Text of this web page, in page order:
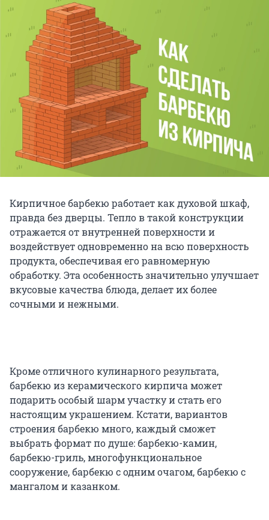
Кирпичное барбекю работает как духовой шкаф,
правда без дверцы. Тепло в такой конструкции
отражается от внутренней поверхности и
воздействует одновременно на всю поверхность
продукта, обеспечивая его равномерную
обработку. Эта особенность значительно улучшает
вкусовые качества блюда, делает их более
сочными и нежными.
Кроме отличного кулинарного результата,
барбекю из керамического кирпича может
подарить особый шарм участку и стать его
настоящим украшением. Кстати, вариантов
строения барбекю много, каждый сможет
выбрать формат по душе: барбекю-камин,
барбекю-гриль, многофункциональное
сооружение, барбекю с одним очагом, барбекю с
мангалом и казанком.